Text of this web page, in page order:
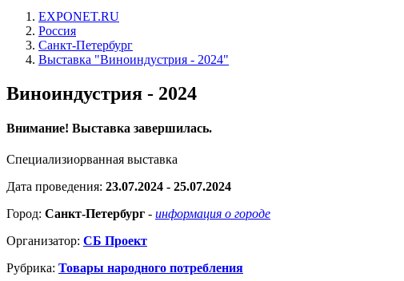
EXPONET.RU
Россия
Санкт-Петербург
Выставка "Виноиндустрия - 2024"
Виноиндустрия - 2024
Внимание! Выставка завершилась.
Специализиорванная выставка
Дата проведения: 23.07.2024 - 25.07.2024
Город: Санкт-Петербург - информация о городе
Организатор: СБ Проект
Рубрика: Товары народного потребления